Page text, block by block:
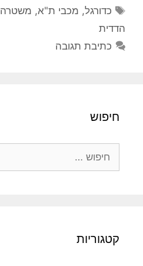
תגיות
כדורגל, מכבי ת"א, משטרה
הדדית
כתיבת תגובה
חיפוש
קטגוריות